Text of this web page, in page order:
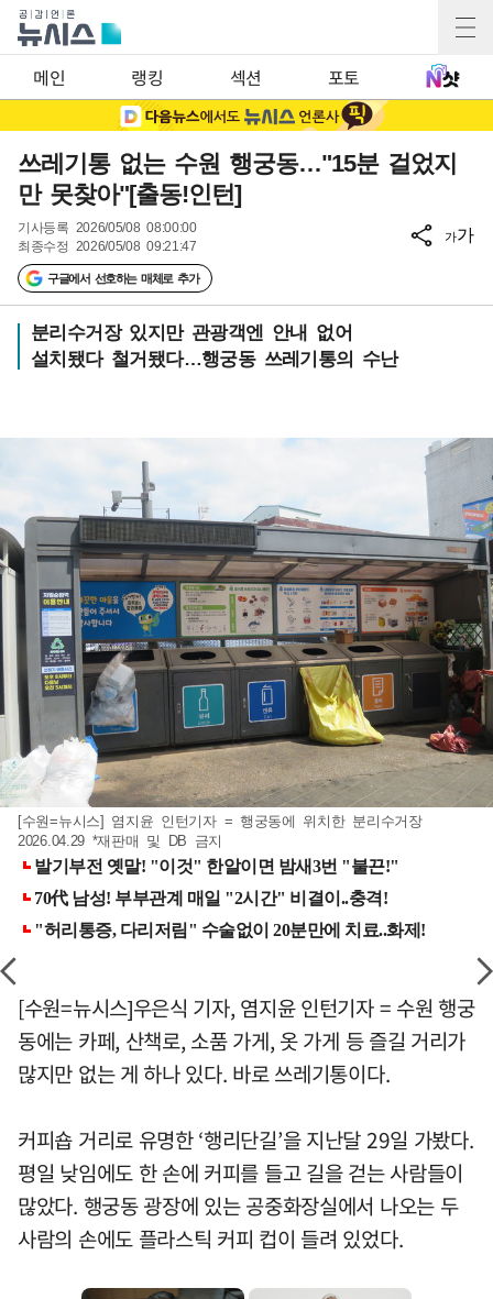
메인 랭킹 섹션 포토
쓰레기통 없는 수원 행궁동…"15분 걸었지
만 못찾아"[출동!인턴]
기사등록 2026/05/08 08:00:00
최종수정 2026/05/08 09:21:47
구글에서 선호하는 매체로 추가
가가
분리수거장 있지만 관광객엔 안내 없어
설치됐다 철거됐다…행궁동 쓰레기통의 수난
[수원=뉴시스] 염지윤 인턴기자 = 행궁동에 위치한 분리수거장
2026.04.29 *재판매 및 DB 금지
[수원=뉴시스]우은식 기자, 염지윤 인턴기자 = 수원 행궁
동에는 카페, 산책로, 소품 가게, 옷 가게 등 즐길 거리가
많지만 없는 게 하나 있다. 바로 쓰레기통이다.
커피숍 거리로 유명한 ‘행리단길’을 지난달 29일 가봤다.
평일 낮임에도 한 손에 커피를 들고 길을 걷는 사람들이
많았다. 행궁동 광장에 있는 공중화장실에서 나오는 두
사람의 손에도 플라스틱 커피 컵이 들려 있었다.